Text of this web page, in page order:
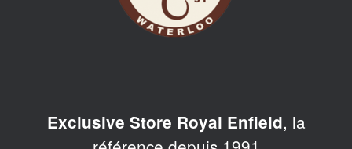
Exclusive Store Royal Enfield, la